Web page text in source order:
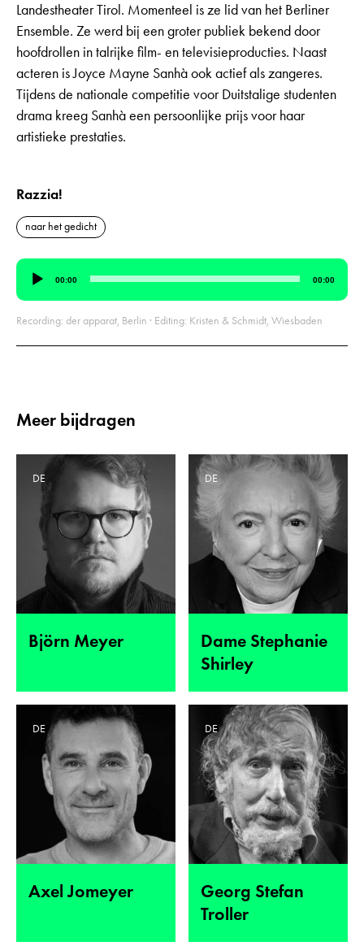
Landestheater Tirol. Momenteel is ze lid van het Berliner
Ensemble. Ze werd bij een groter publiek bekend door
hoofdrollen in talrijke film- en televisieproducties. Naast
acteren is Joyce Mayne Sanhà ook actief als zangeres.
Tijdens de nationale competitie voor Duitstalige studenten
drama kreeg Sanhà een persoonlijke prijs voor haar
artistieke prestaties.
Razzia!
naar het gedicht
Audiospeler
00:00 00:00
Recording: der apparat, Berlin · Editing: Kristen & Schmidt, Wiesbaden
Meer bijdragen
Björn Meyer
DE
Dame Stephanie
Shirley
DE
Axel Jomeyer
DE
Georg Stefan
Troller
DE